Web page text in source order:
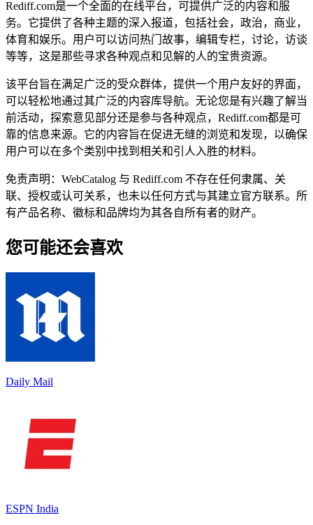
Rediff.com是一个全面的在线平台，可提供广泛的内容和服
务。它提供了各种主题的深入报道，包括社会，政治，商业，
体育和娱乐。用户可以访问热门故事，编辑专栏，讨论，访谈
等等，这是那些寻求各种观点和见解的人的宝贵资源。
该平台旨在满足广泛的受众群体，提供一个用户友好的界面，
可以轻松地通过其广泛的内容库导航。无论您是有兴趣了解当
前活动，探索意见部分还是参与各种观点，Rediff.com都是可
靠的信息来源。它的内容旨在促进无缝的浏览和发现，以确保
用户可以在多个类别中找到相关和引人入胜的材料。
免责声明：WebCatalog 与 Rediff.com 不存在任何隶属、关
联、授权或认可关系，也未以任何方式与其建立官方联系。所
有产品名称、徽标和品牌均为其各自所有者的财产。
您可能还会喜欢
Daily Mail
ESPN India